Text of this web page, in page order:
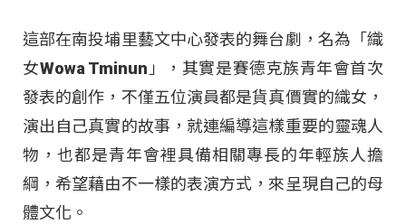
這部在南投埔里藝文中心發表的舞台劇，名為「織
女Wowa Tminun」，其實是賽德克族青年會首次
發表的創作，不僅五位演員都是貨真價實的織女，
演出自己真實的故事，就連編導這樣重要的靈魂人
物，也都是青年會裡具備相關專長的年輕族人擔
綱，希望藉由不一樣的表演方式，來呈現自己的母
體文化。